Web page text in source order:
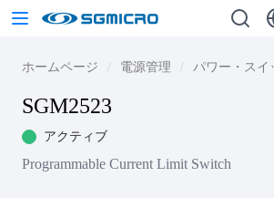
ホームページ 電源管理 パワー・スイ
SGM2523
アクティブ
Programmable Current Limit Switch